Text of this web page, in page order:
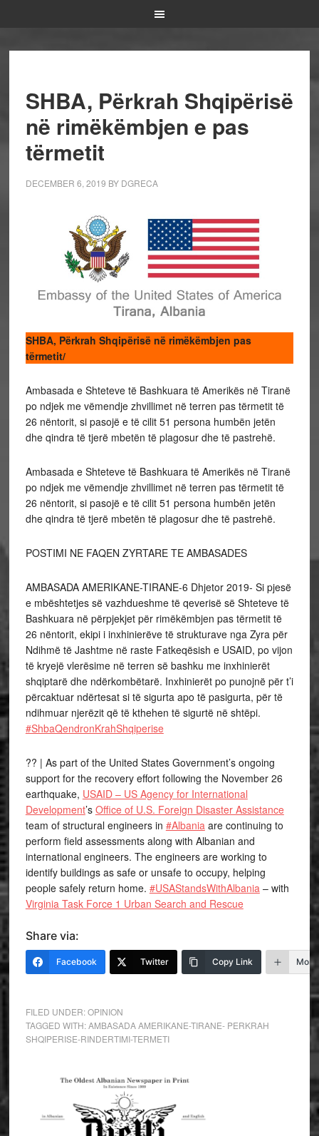
SHBA, Përkrah Shqipërisë
në rimëkëmbjen e pas
tërmetit
DECEMBER 6, 2019 BY DGRECA
SHBA, Përkrah Shqipërisë në rimëkëmbjen pas
tërmetit/
Ambasada e Shteteve të Bashkuara të Amerikës në Tiranë
po ndjek me vëmendje zhvillimet në terren pas tërmetit të
26 nëntorit, si pasojë e të cilit 51 persona humbën jetën
dhe qindra të tjerë mbetën të plagosur dhe të pastrehë.
Ambasada e Shteteve të Bashkuara të Amerikës në Tiranë
po ndjek me vëmendje zhvillimet në terren pas tërmetit të
26 nëntorit, si pasojë e të cilit 51 persona humbën jetën
dhe qindra të tjerë mbetën të plagosur dhe të pastrehë.
POSTIMI NE FAQEN ZYRTARE TE AMBASADES
AMBASADA AMERIKANE-TIRANE-6 Dhjetor 2019- Si pjesë
e mbështetjes së vazhdueshme të qeverisë së Shteteve të
Bashkuara në përpjekjet për rimëkëmbjen pas tërmetit të
26 nëntorit, ekipi i inxhinierëve të strukturave nga Zyra për
Ndihmë të Jashtme në raste Fatkeqësish e USAID, po vijon
të kryejë vlerësime në terren së bashku me inxhinierët
shqiptarë dhe ndërkombëtarë. Inxhinierët po punojnë për t’i
përcaktuar ndërtesat si të sigurta apo të pasigurta, për të
ndihmuar njerëzit që të kthehen të sigurtë në shtëpi.
#ShbaQendronKrahShqiperise
??️ | As part of the United States Government’s ongoing
support for the recovery effort following the November 26
earthquake, USAID – US Agency for International
Development’s Office of U.S. Foreign Disaster Assistance
team of structural engineers in #Albania are continuing to
perform field assessments along with Albanian and
international engineers. The engineers are working to
identify buildings as safe or unsafe to occupy, helping
people safely return home. #USAStandsWithAlbania – with
Virginia Task Force 1 Urban Search and Rescue
Share via:
Facebook Twitter Copy Link More
FILED UNDER:OPINION
TAGGED WITH:AMBASADA AMERIKANE-TIRANE- PERKRAH
SHQIPERISE-RINDERTIMI-TERMETI